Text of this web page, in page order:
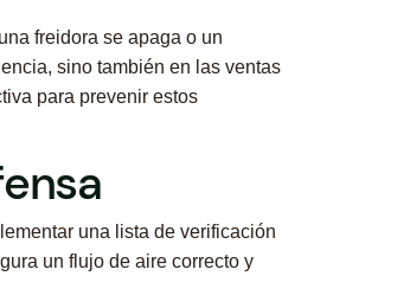
freidora se apaga o un
sino también en las ventas
para prevenir estos
una lista de verificación
un flujo de aire correcto y